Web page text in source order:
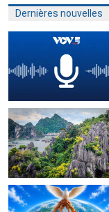
Dernières nouvelles